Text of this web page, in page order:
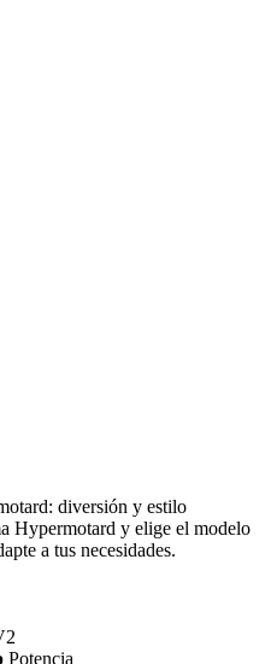
diversión y estilo
Hypermotard y elige el modelo
a tus necesidades.
Potencia